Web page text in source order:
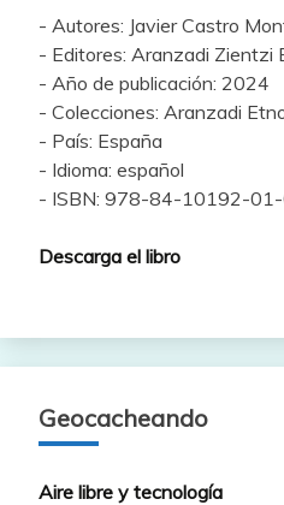
- Autores: Javier Castro
- Editores: Aranzadi Zientzi
- Año de publicación: 2024
- Colecciones: Aranzadi
- País: España
- Idioma: español
- ISBN: 978-84-10192-
Descarga el libro
Geocacheando
Aire libre y tecnología